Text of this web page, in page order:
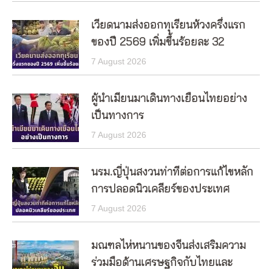
เวียดนามส่งออกทุเรียนห้วงครึ่งแรก
ของปี 2569 เพิ่มขึ้นร้อยละ 32
7 August 2026
ผู้นำเมียนมาเดินทางเยือนไทยอย่าง
เป็นทางการ
7 August 2026
นรม.ญี่ปุ่นสงวนท่าทีต่อการแก้ไขหลัก
การปลอดนิวเคลียร์ของประเทศ
7 August 2026
มณฑลไห่หนานของจีนส่งเสริมความ
ร่วมมือด้านเศรษฐกิจกับไทยและ